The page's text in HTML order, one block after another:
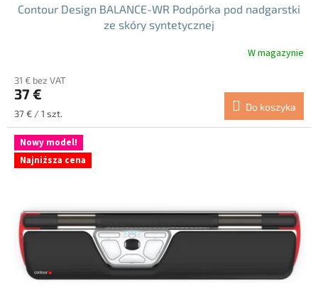
Contour Design BALANCE-WR Podpórka pod nadgarstki
ze skóry syntetycznej
W magazynie
31 € bez VAT
37 €
Cena
jednostkowa:
37 € / 1 szt.
Do koszyka
Nowy model!
Najniższa cena